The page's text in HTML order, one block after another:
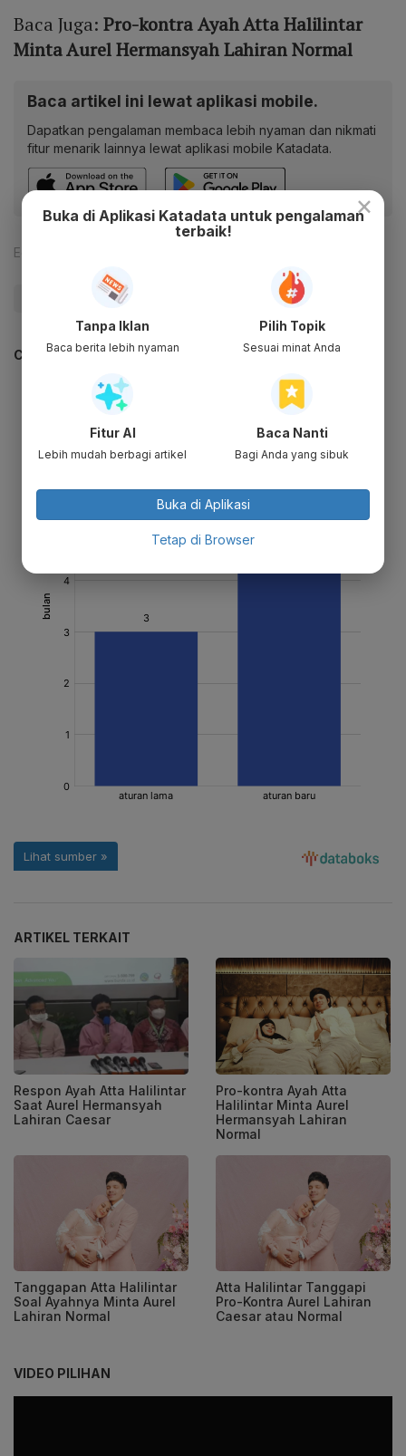
Baca Juga: Pro-kontra Ayah Atta Halilintar
Minta Aurel Hermansyah Lahiran Normal
Baca artikel ini lewat aplikasi mobile.
Dapatkan pengalaman membaca lebih nyaman dan nikmati
fitur menarik lainnya lewat aplikasi mobile Katadata.
Editor:
CEK JUGA DATA INI
ARTIKEL TERKAIT
Respon Ayah Atta Halilintar
Saat Aurel Hermansyah
Lahiran Caesar
Pro-kontra Ayah Atta
Halilintar Minta Aurel
Hermansyah Lahiran
Normal
Tanggapan Atta Halilintar
Soal Ayahnya Minta Aurel
Lahiran Normal
Atta Halilintar Tanggapi
Pro-Kontra Aurel Lahiran
Caesar atau Normal
VIDEO PILIHAN
×
Buka di Aplikasi Katadata untuk pengalaman
terbaik!
Tanpa Iklan
Baca berita lebih nyaman
Pilih Topik
Sesuai minat Anda
Fitur AI
Lebih mudah berbagi artikel
Baca Nanti
Bagi Anda yang sibuk
Buka di Aplikasi
Tetap di Browser